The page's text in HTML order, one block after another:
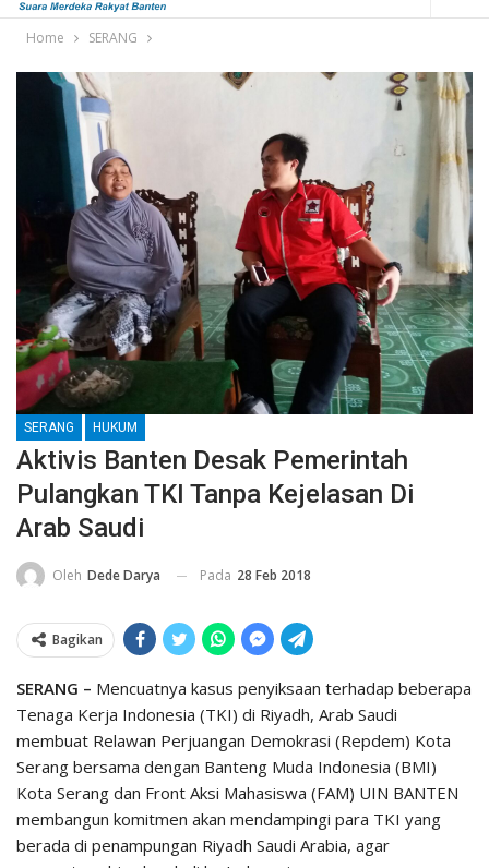
Home SERANG
SERANG HUKUM
Aktivis Banten Desak Pemerintah
Pulangkan TKI Tanpa Kejelasan Di
Arab Saudi
Oleh Dede Darya Pada 28 Feb 2018
Bagikan
SERANG – Mencuatnya kasus penyiksaan terhadap beberapa
Tenaga Kerja Indonesia (TKI) di Riyadh, Arab Saudi
membuat Relawan Perjuangan Demokrasi (Repdem) Kota
Serang bersama dengan Banteng Muda Indonesia (BMI)
Kota Serang dan Front Aksi Mahasiswa (FAM) UIN BANTEN
membangun komitmen akan mendampingi para TKI yang
berada di penampungan Riyadh Saudi Arabia, agar